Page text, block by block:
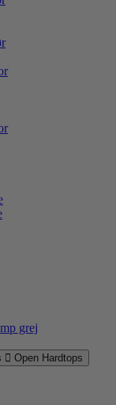
grej
Open Hardtops